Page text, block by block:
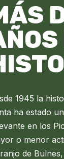
1945 la
ha estado
en los
o menor
de